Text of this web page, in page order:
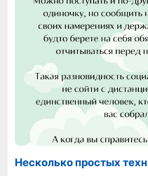
Несколько простых